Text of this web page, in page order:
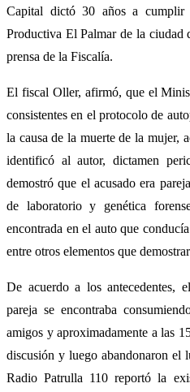
Capital dictó 30 años a cumplir
Productiva El Palmar de la ciudad
prensa de la Fiscalía.
El fiscal Oller, afirmó, que el
consistentes en el protocolo de
la causa de la muerte de la mujer,
identificó al autor, dictamen
demostró que el acusado era
de laboratorio y genética
encontrada en el auto que
entre otros elementos que
De acuerdo a los antecedentes,
pareja se encontraba
amigos y aproximadamente a las
discusión y luego abandonaron el
Radio Patrulla 110 reportó la